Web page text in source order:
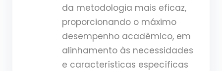
da metodologia mais eficaz,
proporcionando o máximo
desempenho acadêmico, em
alinhamento às necessidades
e características específicas